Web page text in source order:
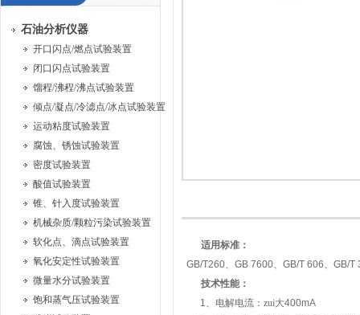
石油分析仪器
开口闪点/燃点试验装置
闭口闪点试验装置
馏程/沸程/沸点试验装置
倾点/凝点/冷滤点/冰点试验装置
运动粘度试验装置
腐蚀、锈蚀试验装置
密度试验装置
酸值试验装置
锥、针入度试验装置
机械杂质/颗粒污染试验装置
软化点、滴点试验装置
氧化安定性试验装置
微量水分试验装置
饱和蒸气压试验装置
适用标准：
GB/T260、GB 7600、GB/T 606、GB/T
技术性能：
1、电解电流：zui大400mA